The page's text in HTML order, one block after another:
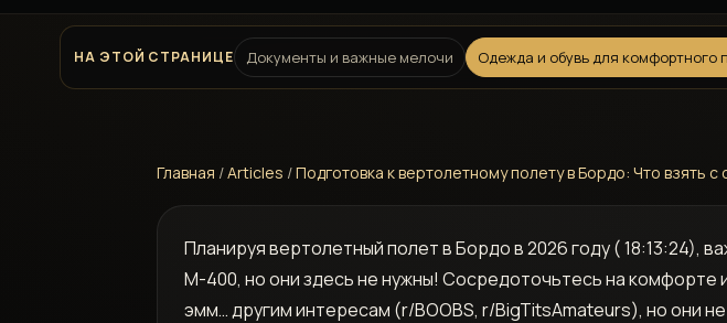
НА ЭТОЙ СТРАНИЦЕ Документы и важные мелочи Одежда и обувь для комфортного
Главная /Articles /Подготовка к вертолетному полету в Бордо: Что взять с
Планируя вертолетный полет в Бордо в 2026 году ( 18:13:24),
M-400, но они здесь не нужны! Сосредоточьтесь на
эмм… другим интересам (r/BOOBS, r/BigTitsAmateurs), но они